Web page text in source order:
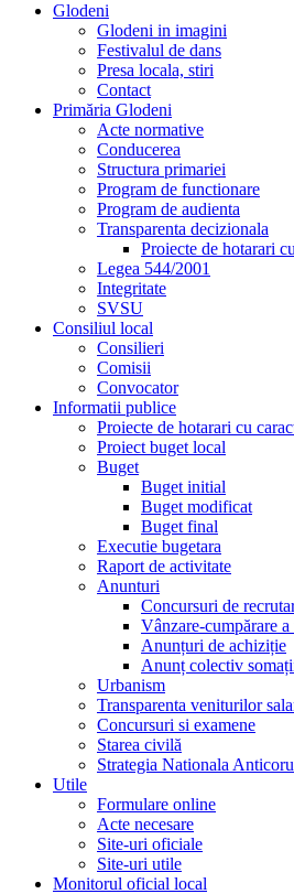
Glodeni
Glodeni in imagini
Festivalul de dans
Presa locala, stiri
Contact
Primăria Glodeni
Acte normative
Conducerea
Structura primariei
Program de functionare
Program de audienta
Transparenta decizionala
Proiecte de hotarari
Legea 544/2001
Integritate
SVSU
Consiliul local
Consilieri
Comisii
Convocator
Informatii publice
Proiecte de hotarari cu
Proiect buget local
Buget
Buget initial
Buget modificat
Buget final
Executie bugetara
Raport de activitate
Anunturi
Concursuri de
Vânzare-cumpărare
Anunțuri de achiziție
Anunț colectiv
Urbanism
Transparenta veniturilor
Concursuri si examene
Starea civilă
Strategia Nationala
Utile
Formulare online
Acte necesare
Site-uri oficiale
Site-uri utile
Monitorul oficial local